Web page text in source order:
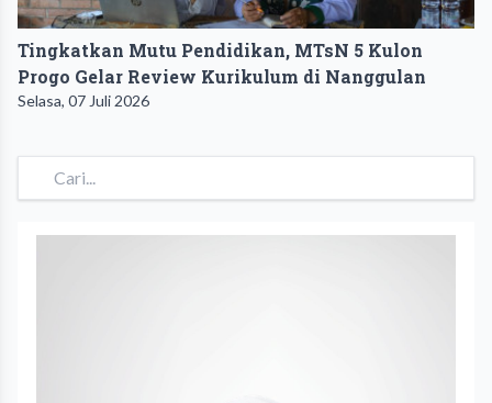
Tingkatkan Mutu Pendidikan, MTsN 5 Kulon
Progo Gelar Review Kurikulum di Nanggulan
Selasa, 07 Juli 2026